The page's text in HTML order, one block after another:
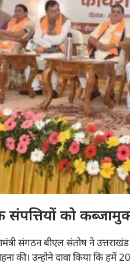
संपत्तियों को
संगठन बीएल संतोष ने
की। उन्होने दावा किया कि